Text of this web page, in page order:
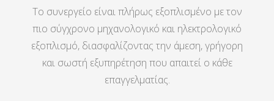
Το συνεργείο είναι πλήρως εξοπλισμένο με τον
πιο σύγχρονο μηχανολογικό και ηλεκτρολογικό
εξοπλισμό, διασφαλίζοντας την άμεση, γρήγορη
και σωστή εξυπηρέτηση που απαιτεί ο κάθε
επαγγελματίας.